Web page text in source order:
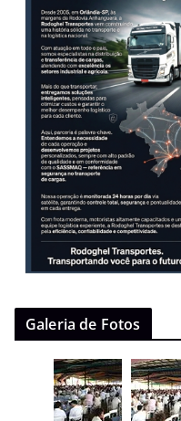
Galeria de Fotos